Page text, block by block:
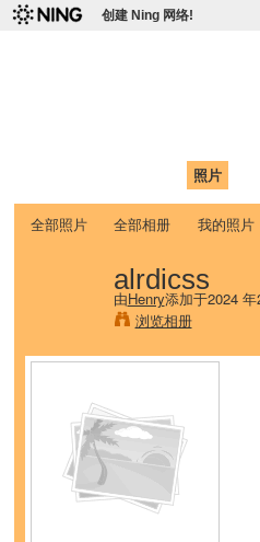
创建 Ning 网络!
照片
全部照片 全部相册 我的照片
alrdicss
由Henry添加于2024
浏览相册